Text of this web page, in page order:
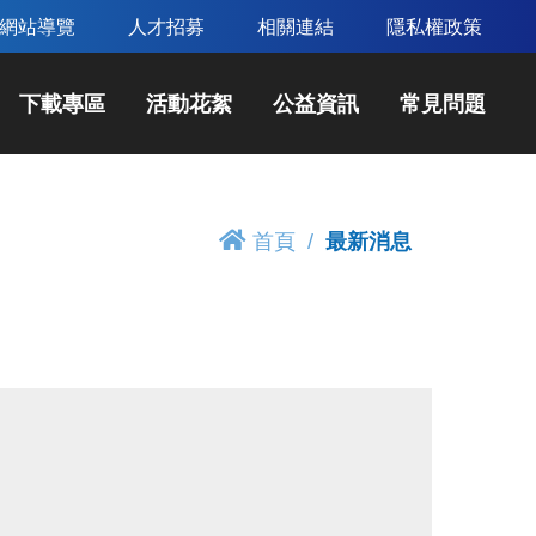
網站導覽 人才招募 相關連結 隱私權政策
下載專區 活動花絮 公益資訊 常見問題
首頁 最新消息